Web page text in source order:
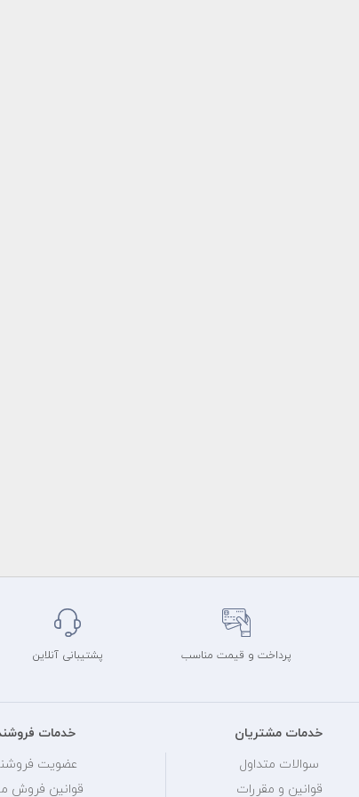
پرداخت و قیمت مناسب پشتیبانی آنلاین
خدمات مشتریان
سوالات متداول
قوانین و مقررات
خدمات
عضویت
قوانین فروش